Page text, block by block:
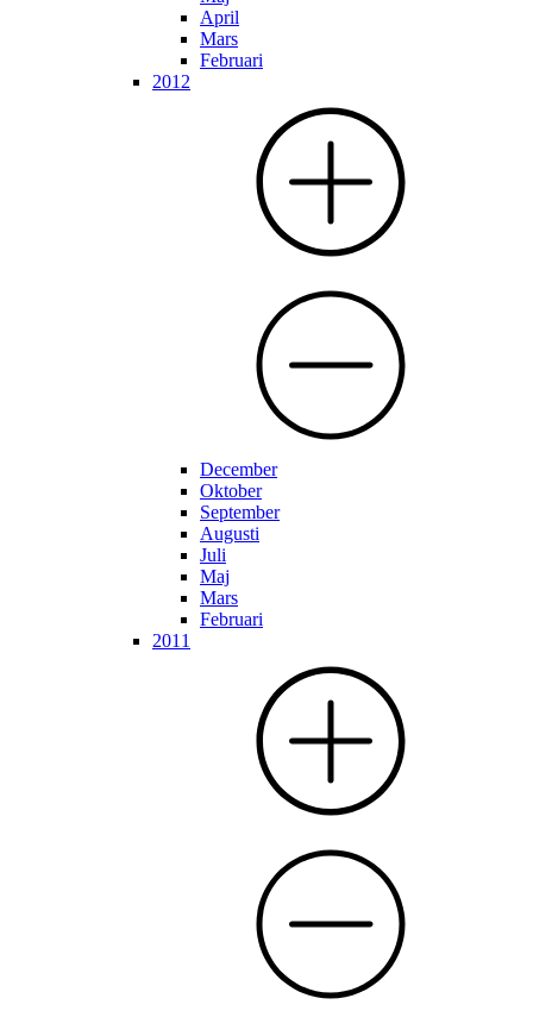
April
Mars
Februari
2012
December
Oktober
September
Augusti
Juli
Maj
Mars
Februari
2011